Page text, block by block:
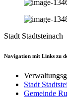
Stadt Stadtsteinach
Navigation mit Links zu
Stadt
Gemeinde